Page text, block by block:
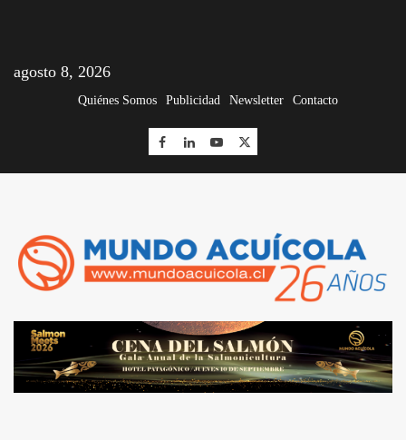
agosto 8, 2026
Quiénes Somos Publicidad Newsletter Contacto